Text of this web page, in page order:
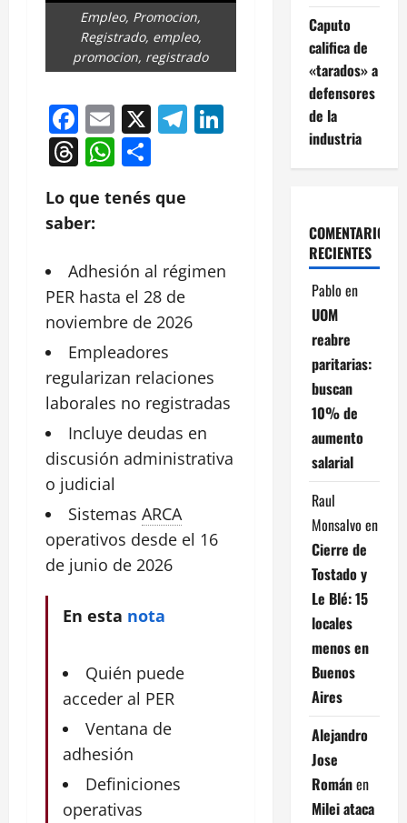
Empleo, Promocion,
Registrado, empleo,
promocion, registrado
Facebook
Email
X Telegram
LinkedIn
Threads
WhatsApp
Lo que tenés que
saber:
Adhesión al régimen
PER hasta el 28 de
noviembre de 2026
Empleadores
regularizan relaciones
laborales no registradas
Incluye deudas en
discusión administrativa
o judicial
Sistemas ARCA
operativos desde el 16
de junio de 2026
En esta nota
Quién puede
acceder al PER
Ventana de
adhesión
Definiciones
operativas
Caputo
califica de
«tarados» a
defensores
de la
industria
COMENTARIOS
RECIENTES
Pablo en
UOM
reabre
paritarias:
buscan
10% de
aumento
salarial
Raul
Monsalvo en
Cierre de
Tostado y
Le Blé: 15
locales
menos en
Buenos
Aires
Alejandro
Jose
Románen
Milei ataca